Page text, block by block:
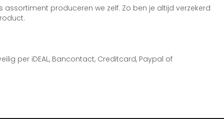
assortiment produceren we zelf. Zo ben je altijd verzekerd
per iDEAL, Bancontact, Creditcard, Paypal of